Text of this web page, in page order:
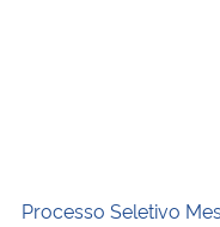
Processo Seletivo